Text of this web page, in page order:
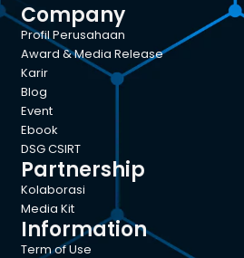
Company
Profil Perusahaan
Award & Media Release
Karir
Blog
Event
Ebook
DSG CSIRT
Partnership
Kolaborasi
Media Kit
Information
Term of Use